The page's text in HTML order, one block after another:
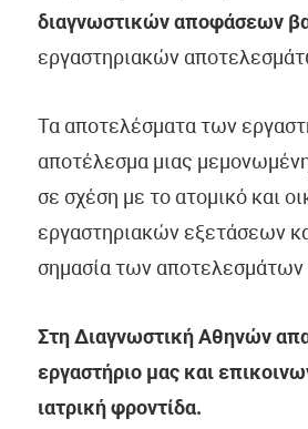
διαγνωστικών αποφάσεων
εργαστηριακών
Τα αποτελέσματα των
αποτέλεσμα μιας
σε σχέση με το ατομικό και
εργαστηριακών εξετάσεων
σημασία των
Στη Διαγνωστική Αθηνών
εργαστήριο μας και
ιατρική φροντίδα.